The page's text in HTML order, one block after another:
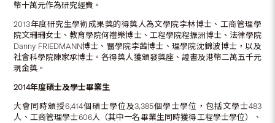
幣十萬元作為研究經費。
2013年度研究生學術成果獎的得獎人為文學院李林博士、工商管理學
院文珊珊女士、教育學院何禮樂博士、工程學院程振洲博士、法律學院
Danny FRIEDMANN博士、醫學院李茜博士、理學院沈錦波博士，以及
社會科學院陳家承博士。各得獎人獲頒發獎座、證書及港幣二萬五千元
現金獎。
2014年度碩士及學士畢業生
大會同時頒授6,414個碩士學位及3,385個學士學位，包括文學士483
人、工商管理學士606人（其中一名畢業生同時獲得工程學士學位）、